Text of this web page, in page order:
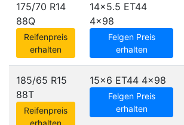
175/70 R14
88Q
Reifenpreis
erhalten
14x5.5 ET44
4x98
Felgen Preis
erhalten
185/65 R15
88T
Reifenpreis
erhalten
15x6 ET44 4x98
Felgen Preis
erhalten